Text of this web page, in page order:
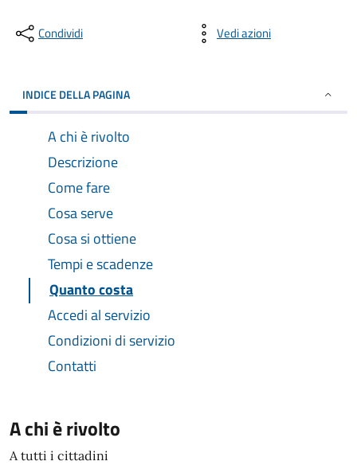
Condividi Vedi azioni
INDICE DELLA PAGINA
A chi è rivolto
Descrizione
Come fare
Cosa serve
Cosa si ottiene
Tempi e scadenze
Quanto costa
Accedi al servizio
Condizioni di servizio
Contatti
A chi è rivolto
A tutti i cittadini